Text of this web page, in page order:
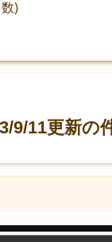
)
9/11更新の